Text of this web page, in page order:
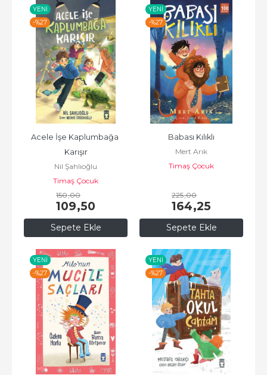
YENI
-%27
Sepete Ekle
Acele İşe Kaplumbağa
Karışır
Nil Şahlıoğlu
Timaş Çocuk
150,00
109,50
YENI
-%27
Sepete Ekle
Babası Kılıklı
Mert Arık
Timaş Çocuk
225,00
164,25
YENI
-%27
YENI
-%27